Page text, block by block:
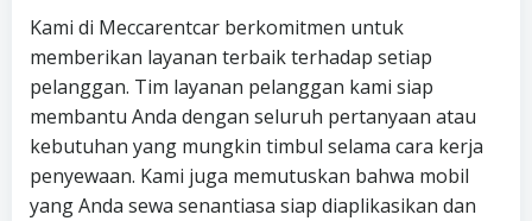
Kami di Meccarentcar berkomitmen untuk
memberikan layanan terbaik terhadap setiap
pelanggan. Tim layanan pelanggan kami siap
membantu Anda dengan seluruh pertanyaan atau
kebutuhan yang mungkin timbul selama cara kerja
penyewaan. Kami juga memutuskan bahwa mobil
yang Anda sewa senantiasa siap diaplikasikan dan